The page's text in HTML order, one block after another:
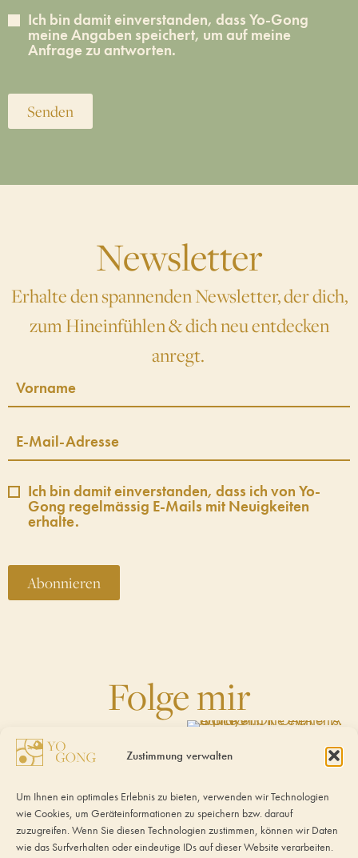
Zustimmung verwalten
Um Ihnen ein optimales Erlebnis zu bieten, verwenden wir Technologien
wie Cookies, um Geräteinformationen zu speichern bzw. darauf
zuzugreifen. Wenn Sie diesen Technologien zustimmen, können wir Daten
wie das Surfverhalten oder eindeutige IDs auf dieser Website verarbeiten.
Ich bin damit einverstanden, dass Yo-Gong
meine Angaben speichert, um auf meine
Anfrage zu antworten.
Senden
Newsletter
Erhalte den spannenden Newsletter, der dich,
zum Hineinfühlen & dich neu entdecken
anregt.
Ich bin damit einverstanden, dass ich von Yo-
Gong regelmässig E-Mails mit Neuigkeiten
erhalte.
Abonnieren
Folge mir